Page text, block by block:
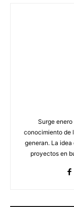
Surge
conocimiento de
generan. La
proyectos en